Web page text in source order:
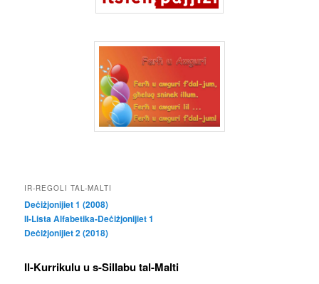
IR-REGOLI TAL-MALTI
Deċiżjonijiet 1 (2008)
Il-Lista Alfabetika-Deċiżjonijiet 1
Deċiżjonijiet 2 (2018)
Il-Kurrikulu u s-Sillabu tal-Malti